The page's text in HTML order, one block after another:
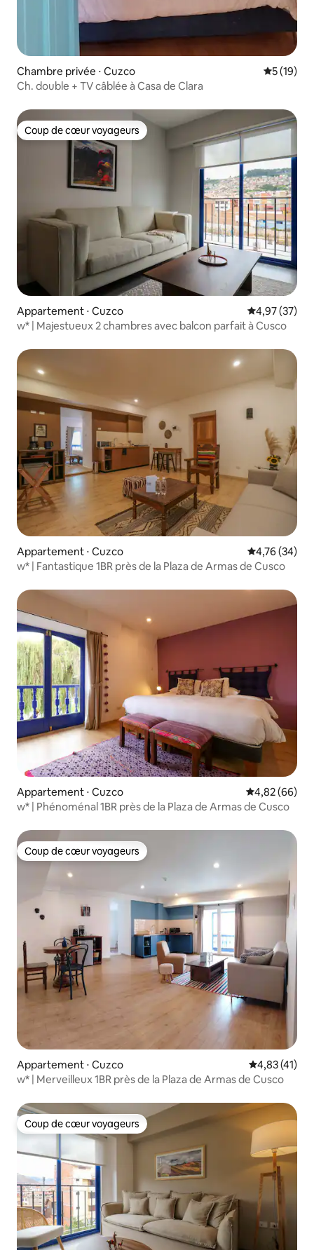
Chambre privée ⋅ Cuzco
5 (19)
Ch. double + TV câblée à Casa de Clara
Coup de cœur voyageurs
Coup de cœur voyageurs
Appartement ⋅ Cuzco Évaluation
4,97 (37)
w* | Majestueux 2 chambres avec balcon parfait à Cusco
Appartement ⋅ Cuzco Évaluation
4,76 (34)
w* | Fantastique 1BR près de la Plaza de Armas de Cusco
Appartement ⋅ Cuzco Évaluation
4,82 (66)
w* | Phénoménal 1BR près de la Plaza de Armas de Cusco
Coup de cœur voyageurs
Coup de cœur voyageurs
Appartement ⋅ Cuzco Évaluation
4,83 (41)
w* | Merveilleux 1BR près de la Plaza de Armas de Cusco
Coup de cœur voyageurs
Coup de cœur voyageurs